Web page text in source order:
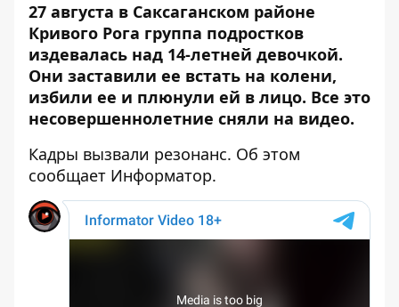
27 августа в Саксаганском районе
Кривого Рога группа подростков
издевалась над 14-летней девочкой.
Они заставили ее встать на колени,
избили ее и плюнули ей в лицо. Все это
несовершеннолетние сняли на видео.
Кадры вызвали резонанс. Об этом
сообщает Информатор.